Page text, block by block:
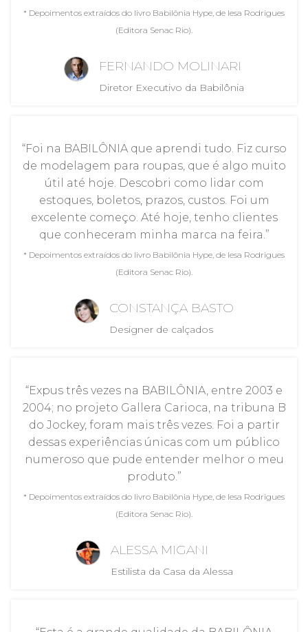
* Depoimentos extraídos do livro Babilônia Hype, de Iesa Rodrigues
(Editora Senac Rio).
FERNANDO MOLINARI
Diretor Executivo da Babilônia
“Foi na BABILÔNIA que aprendi tudo. Fiz curso
de modelagem para roupas, que é algo muito
útil até hoje. Descobri como lidar com
estoques, boletos, prazos, custos. Foi um
excelente começo. Até hoje, tenho clientes
que conheceram minha marca na feira.”
* Depoimentos extraídos do livro Babilônia Hype, de Iesa Rodrigues
(Editora Senac Rio).
CONSTANÇA BASTO
Designer de calçados
“Expus três vezes na BABILÔNIA, entre 2003 e
2004; no projeto Gallera Carioca, na tribuna B
do Jockey, foram mais três vezes. Foi a partir
dessas experiências únicas com um público
numeroso que pude entender melhor o meu
produto.”
* Depoimentos extraídos do livro Babilônia Hype, de Iesa Rodrigues
(Editora Senac Rio).
ALESSA MIGANI
Estilista da Casa da Alessa